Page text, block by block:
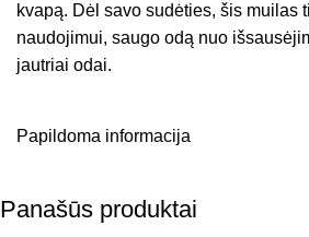
kvapą. Dėl savo sudėties, šis muilas
naudojimui, saugo odą nuo
jautriai odai.
Papildoma informacija
Panašūs produktai